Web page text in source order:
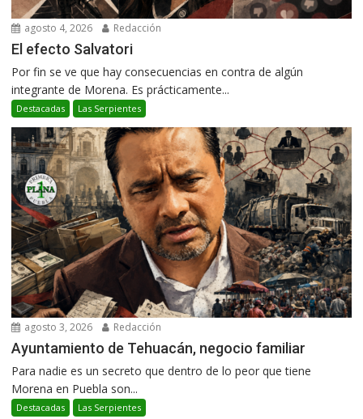
agosto 4, 2026 Redacción
El efecto Salvatori
Por fin se ve que hay consecuencias en contra de algún
integrante de Morena. Es prácticamente...
Destacadas Las Serpientes
agosto 3, 2026 Redacción
Ayuntamiento de Tehuacán, negocio familiar
Para nadie es un secreto que dentro de lo peor que tiene
Morena en Puebla son...
Destacadas Las Serpientes